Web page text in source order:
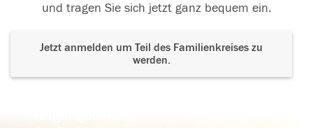
und tragen Sie sich jetzt ganz bequem ein.
Jetzt anmelden um Teil des Familienkreises zu
werden.